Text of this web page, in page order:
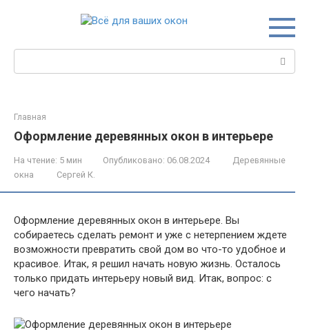
Главная
Оформление деревянных окон в интерьере
На чтение: 5 мин Опубликовано: 06.08.2024
Деревянные
окна
Сергей К.
Оформление деревянных окон в интерьере. Вы
собираетесь сделать ремонт и уже с нетерпением ждете
возможности превратить свой дом во что-то удобное и
красивое. Итак, я решил начать новую жизнь. Осталось
только придать интерьеру новый вид. Итак, вопрос: с
чего начать?